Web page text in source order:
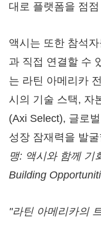
대로 플랫폼을 점
액시는 또한 참석
과 직접 연결할 수
는 라틴 아메리카
시의 기술 스택, 자
(Axi Select), 글로
성장 잠재력을 발
맹: 액시와 함께 기
Building
"라틴 아메리카의